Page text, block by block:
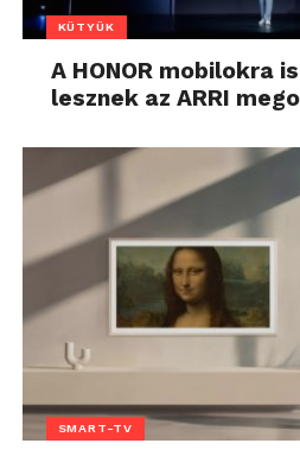
KÜTYÜK
A HONOR mobilokra
lesznek az ARRI
SMART-TV